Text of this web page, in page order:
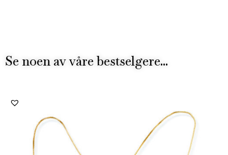
Se noen av våre bestselgere...